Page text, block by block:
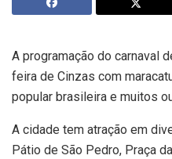
A programação do carnaval
feira de Cinzas com
popular brasileira e muitos
A cidade tem atração em
Pátio de São Pedro, Praça